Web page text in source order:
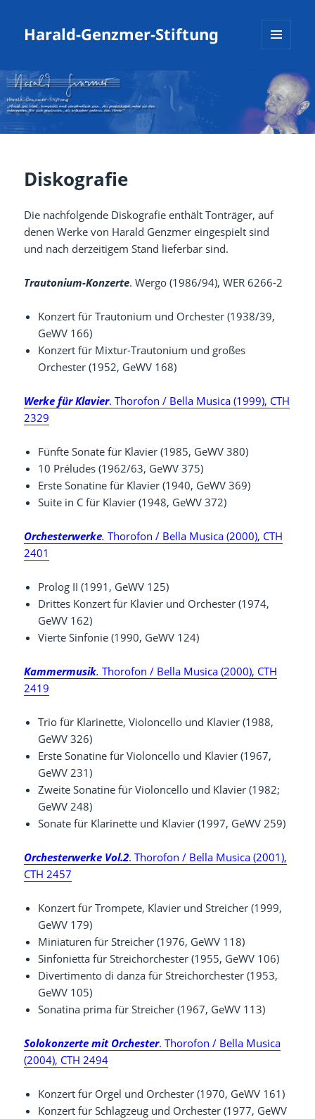
Harald-Genzmer-Stiftung
WIDGETS
Diskografie
Die nachfolgende Diskografie enthält Tonträger, auf
denen Werke von Harald Genzmer eingespielt sind
und nach derzeitigem Stand lieferbar sind.
Trautonium-Konzerte. Wergo (1986/94), WER 6266-2
Konzert für Trautonium und Orchester (1938/39,
GeWV 166)
Konzert für Mixtur-Trautonium und großes
Orchester (1952, GeWV 168)
Werke für Klavier. Thorofon / Bella Musica (1999), CTH
2329
Fünfte Sonate für Klavier (1985, GeWV 380)
10 Préludes (1962/63, GeWV 375)
Erste Sonatine für Klavier (1940, GeWV 369)
Suite in C für Klavier (1948, GeWV 372)
Orchesterwerke. Thorofon / Bella Musica (2000), CTH
2401
Prolog II (1991, GeWV 125)
Drittes Konzert für Klavier und Orchester (1974,
GeWV 162)
Vierte Sinfonie (1990, GeWV 124)
Kammermusik. Thorofon / Bella Musica (2000), CTH
2419
Trio für Klarinette, Violoncello und Klavier (1988,
GeWV 326)
Erste Sonatine für Violoncello und Klavier (1967,
GeWV 231)
Zweite Sonatine für Violoncello und Klavier (1982;
GeWV 248)
Sonate für Klarinette und Klavier (1997, GeWV 259)
Orchesterwerke Vol.2. Thorofon / Bella Musica (2001),
CTH 2457
Konzert für Trompete, Klavier und Streicher (1999,
GeWV 179)
Miniaturen für Streicher (1976, GeWV 118)
Sinfonietta für Streichorchester (1955, GeWV 106)
Divertimento di danza für Streichorchester (1953,
GeWV 105)
Sonatina prima für Streicher (1967, GeWV 113)
Solokonzerte mit Orchester. Thorofon / Bella Musica
(2004), CTH 2494
Konzert für Orgel und Orchester (1970, GeWV 161)
Konzert für Schlagzeug und Orchester (1977, GeWV